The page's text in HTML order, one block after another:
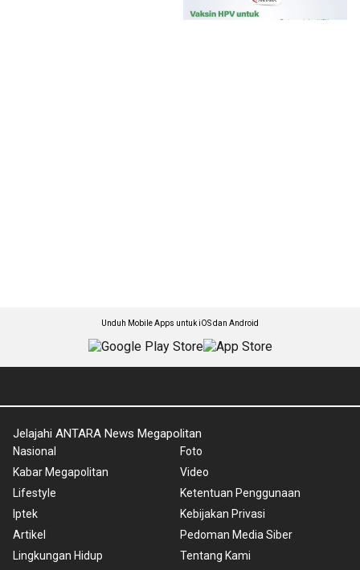
Unduh Mobile Apps untuk iOS dan Android
Jelajahi ANTARA News Megapolitan
Nasional
Kabar Megapolitan
Lifestyle
Iptek
Artikel
Lingkungan Hidup
Foto
Video
Ketentuan Penggunaan
Kebijakan Privasi
Pedoman Media Siber
Tentang Kami